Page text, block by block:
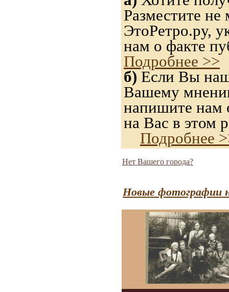
Разместите
ЭтоРетро.ру,
нам о факте
Подробнее >>
б) Если Вы
Вашему
напишите нам
на Вас в этом
Подробнее
Нет Вашего города?
Новые фотографии